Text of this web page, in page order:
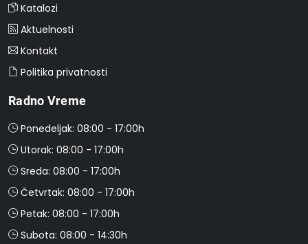
Katalozi
Aktuelnosti
Kontakt
Politika privatnosti
Radno Vreme
Ponedeljak: 08:00 - 17:00h
Utorak: 08:00 - 17:00h
Sreda: 08:00 - 17:00h
Četvrtak: 08:00 - 17:00h
Petak: 08:00 - 17:00h
Subota: 08:00 - 14:30h